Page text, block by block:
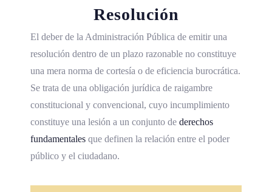
Resolución
El deber de la Administración Pública de emitir una
resolución dentro de un plazo razonable no constituye
una mera norma de cortesía o de eficiencia burocrática.
Se trata de una obligación jurídica de raigambre
constitucional y convencional, cuyo incumplimiento
constituye una lesión a un conjunto de derechos
fundamentales que definen la relación entre el poder
público y el ciudadano.